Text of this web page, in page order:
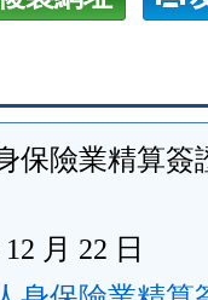
保險業精算簽
月 22 日